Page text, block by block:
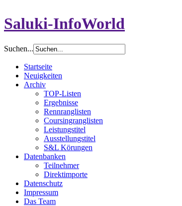
Saluki-InfoWorld
Suchen...
Startseite
Neuigkeiten
Archiv
TOP-Listen
Ergebnisse
Rennranglisten
Coursingranglisten
Leistungstitel
Ausstellungstitel
S&L Körungen
Datenbanken
Teilnehmer
Direktimporte
Datenschutz
Impressum
Das Team